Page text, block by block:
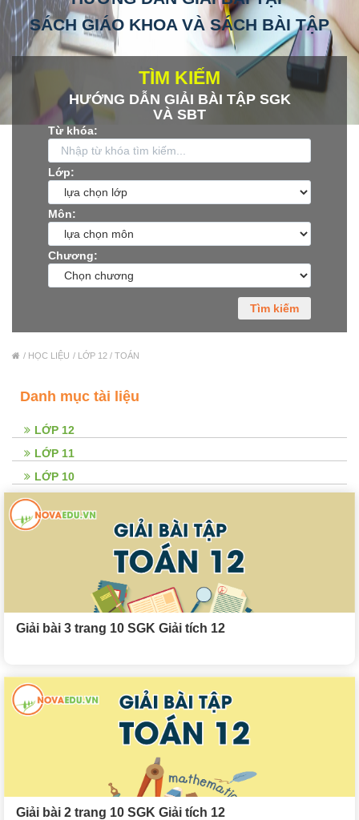
Xu hướng ngành nghề
$ Nạp tiền
SÁCH GIÁO KHOA VÀ SÁCH BÀI TẬP
TÌM KIẾM
HƯỚNG DẪN GIẢI BÀI TẬP SGK
VÀ SBT
Từ khóa:
Lớp:
Môn:
Chương:
Tìm kiếm
HỌC LIỆU LỚP 12 / TOÁN
Danh mục tài liệu
LỚP 12
LỚP 11
LỚP 10
Giải bài 3 trang 10 SGK Giải tích 12
Giải bài 2 trang 10 SGK Giải tích 12